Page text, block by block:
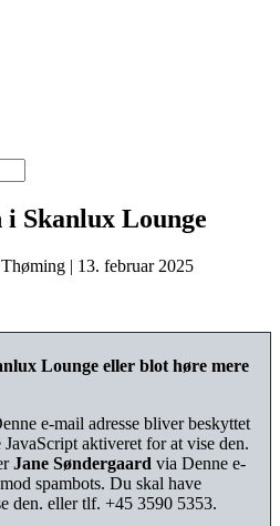
Skanlux Lounge
| 13. februar 2025
Lounge eller blot høre mere
e-mail adresse bliver beskyttet
aktiveret for at vise den.
Jane Søndergaard via Denne e-
spambots. Du skal have
den. eller tlf. +45 3590 5353.